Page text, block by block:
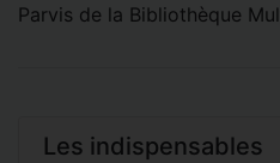
Parvis de la Bibliothèque
Les indispensables